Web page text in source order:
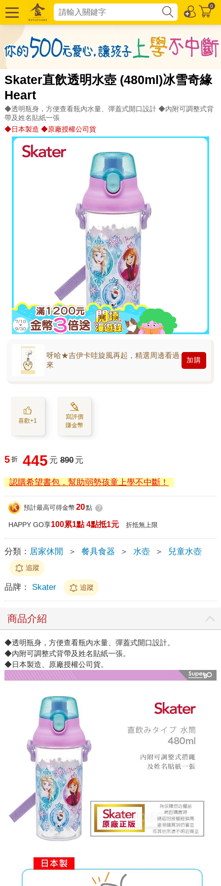
0
Skater直飲透明水壺 (480ml)冰雪奇緣
Heart
◆透明瓶身，方便查看瓶內水量、彈蓋式開口設計 ◆內附可調整式背
帶及姓名貼紙一張
◆日本製造 ◆原廠授權公司貨
呀哈★吉伊卡哇旋風再起，精選周邊看過
來
加購
喜歡+1
寫評價
賺金幣
5 折 445 元 890 元
認購希望書包，幫助弱勢孩童上學不中斷！
預計最高可得金幣 20點 ?
HAPPY GO享100累1點 4點抵1元 折抵無上限
分類： 居家休閒 ＞ 餐具食器 ＞ 水壺 ＞ 兒童水壺
追蹤
品牌： Skater 追蹤
商品介紹
◆透明瓶身，方便查看瓶內水量、彈蓋式開口設計。
◆內附可調整式背帶及姓名貼紙一張。
◆日本製造、原廠授權公司貨。